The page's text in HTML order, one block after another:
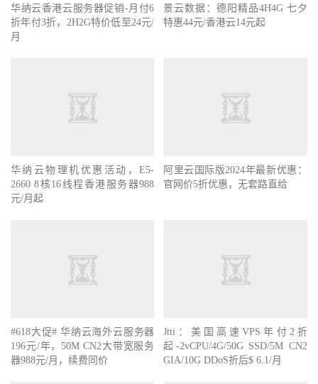
华纳云香港云服务器促销-月付6
折年付3折，2H2G特价低至24元/
月
景云数据：德阳精品4H4G 七夕
特惠44元/香港云14元起
华纳云物理机优惠活动，E5-
2660 8核16线程香港服务器988
元/月起
阿里云国际版2024年最新优惠：
官网价5折优惠，无套路直给
#618大促# 华纳云海外云服务器
196元/年，50M CN2大带宽服务
器988元/月，续费同价
Jtti：美国高速VPS年付2折
起-2vCPU/4G/50G SSD/5M CN2
GIA/10G DDoS折后$ 6.1/月